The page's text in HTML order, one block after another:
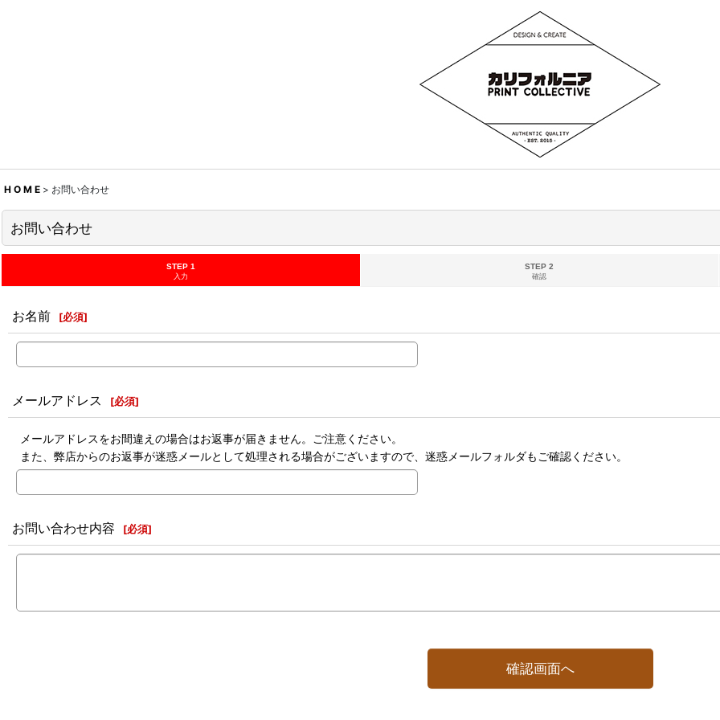
H O M E > お問い合わせ
お問い合わせ
STEP 1
入力
STEP 2
確認
お名前 [必須]
メールアドレス [必須]
メールアドレスをお間違えの場合はお返事が届きません。ご注意ください。
また、弊店からのお返事が迷惑メールとして処理される場合がございますので、迷惑メールフォルダもご確認ください。
お問い合わせ内容 [必須]
確認画面へ